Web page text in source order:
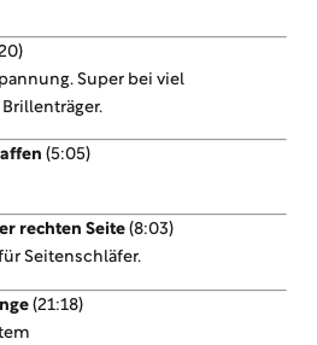
Super bei viel
(5:05)
rechten Seite (8:03)
Seitenschläfer.
(21:18)